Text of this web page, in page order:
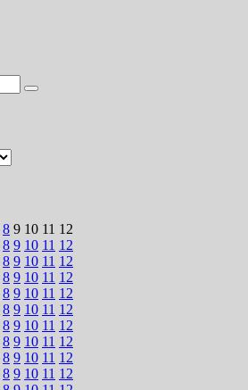
8 9 10 11 12
8 9 10 11 12
8 9 10 11 12
8 9 10 11 12
8 9 10 11 12
8 9 10 11 12
8 9 10 11 12
8 9 10 11 12
8 9 10 11 12
8 9 10 11 12